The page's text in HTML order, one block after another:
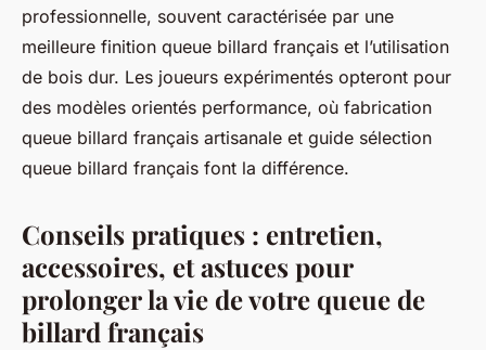
professionnelle, souvent caractérisée par une
meilleure finition queue billard français et l’utilisation
de bois dur. Les joueurs expérimentés opteront pour
des modèles orientés performance, où fabrication
queue billard français artisanale et guide sélection
queue billard français font la différence.
Conseils pratiques : entretien,
accessoires, et astuces pour
prolonger la vie de votre queue de
billard français